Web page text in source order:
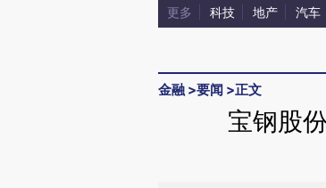
更多 科技 地产 汽车
金融 >要闻 >正文
宝钢股